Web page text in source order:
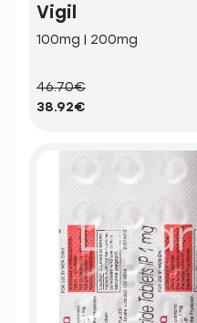
Vigil
100mg | 200mg
46.70€
38.92€